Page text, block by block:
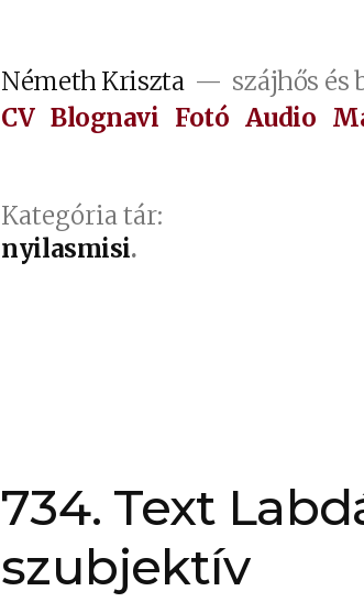
Németh Kriszta
szájhős és
CV Blognavi Fotó Audio
Kategória tár:
nyilasmisi
734. Text
szubjektív